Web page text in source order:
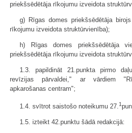
priekšsēdētāja rīkojumu izveidota
g) Rīgas domes priekšsēdētāja
rīkojumu izveidota struktūrvienība);
h) Rīgas domes priekšsēdētāja
priekšsēdētāja rīkojumu izveidota
1.3. papildināt 21.punkta pirmo
revīzijas pārvaldei," ar vārdiem
apkarošanas centram";
1.4. svītrot saistošo noteikumu 27.1
1.5. izteikt 42.punktu šādā redakcijā: